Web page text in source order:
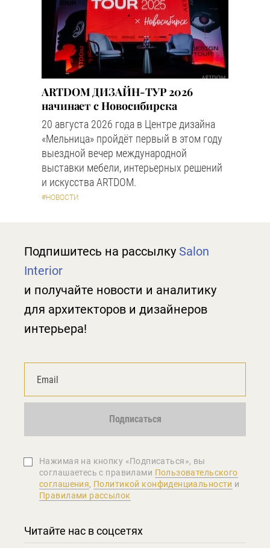
ARTDOM ДИЗАЙН-ТУР 2026
начинает с Новосибирска
20 августа 2026 года в Центре дизайна
«Мельница» пройдёт первый в этом году
выездной вечер международной
выставки мебели, интерьерных решений
и искусства ARTDOM.
#НОВОСТИ
Подпишитесь на рассылку Salon
Interior
и получайте новости и аналитику
для архитекторов и дизайнеров
интерьера!
Подписаться
Нажимая на кнопку «Подписаться», вы
соглашаетеcь с правилами Пользовательского
соглашения, Политикой конфиденциальности и
Правилами рассылок
Читайте нас в соцсетях